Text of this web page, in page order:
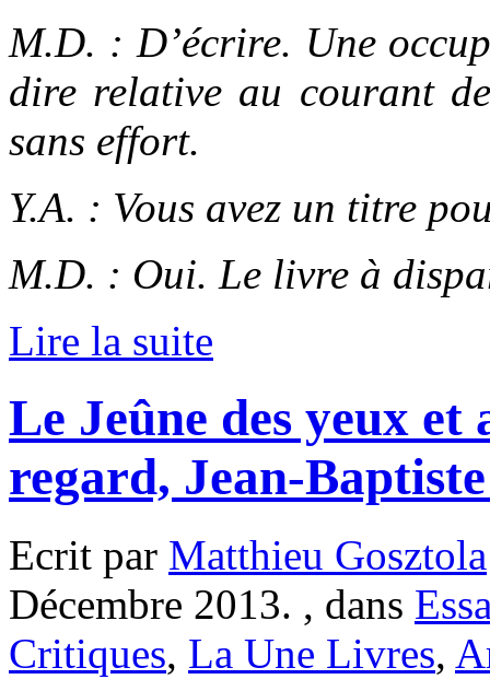
M.D. : D’écrire. Une
dire relative au courant
sans effort.
Y.A. : Vous avez un titre
M.D. : Oui. Le livre à
Lire la suite
Le Jeûne des yeux et
regard, Jean-
Ecrit par Matthieu Gosztola
Décembre 2013. , dans
Critiques, La Une Livres,